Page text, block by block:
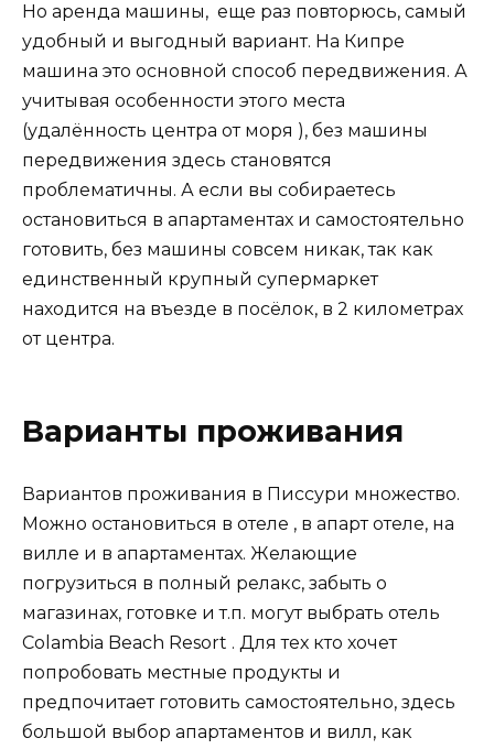
Но аренда машины, еще раз повторюсь, самый
удобный и выгодный вариант. На Кипре
машина это основной способ передвижения. А
учитывая особенности этого места
(удалённость центра от моря ), без машины
передвижения здесь становятся
проблематичны. А если вы собираетесь
остановиться в апартаментах и самостоятельно
готовить, без машины совсем никак, так как
единственный крупный супермаркет
находится на въезде в посёлок, в 2 километрах
от центра.
Варианты проживания
Вариантов проживания в Писсури множество.
Можно остановиться в отеле , в апарт отеле, на
вилле и в апартаментах. Желающие
погрузиться в полный релакс, забыть о
магазинах, готовке и т.п. могут выбрать отель
Colambia Beach Resort . Для тех кто хочет
попробовать местные продукты и
предпочитает готовить самостоятельно, здесь
большой выбор апартаментов и вилл, как